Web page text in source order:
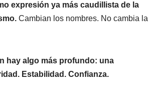
expresión ya más caudillista de la
Cambian los nombres. No cambia la
hay algo más profundo: una
Estabilidad. Confianza.